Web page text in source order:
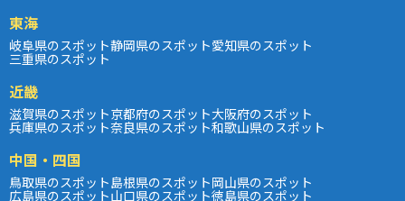
東海
岐阜県のスポット静岡県のスポット愛知県のスポット
三重県のスポット
近畿
滋賀県のスポット京都府のスポット大阪府のスポット
兵庫県のスポット奈良県のスポット和歌山県のスポット
中国・四国
鳥取県のスポット島根県のスポット岡山県のスポット
広島県のスポット山口県のスポット徳島県のスポット